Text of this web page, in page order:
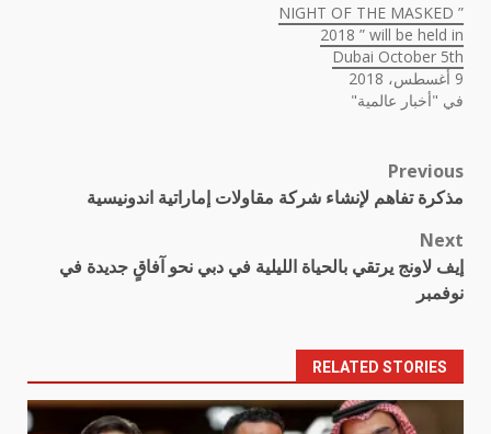
” NIGHT OF THE MASKED
2018 ” will be held in
Dubai October 5th
9 أغسطس، 2018
في "أخبار عالمية"
Post
navigation
Previous
مذكرة تفاهم لإنشاء شركة مقاولات إماراتية اندونيسية
Next
إيف لاونج يرتقي بالحياة الليلية في دبي نحو آفاقٍ جديدة في
نوفمبر
RELATED STORIES